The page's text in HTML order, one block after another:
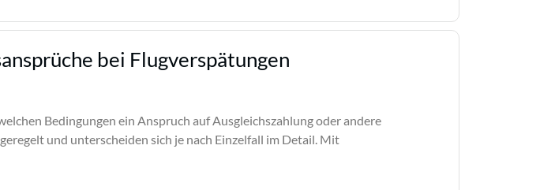
bei Flugverspätungen
Bedingungen ein Anspruch auf Ausgleichszahlung oder andere
und unterscheiden sich je nach Einzelfall im Detail. Mit